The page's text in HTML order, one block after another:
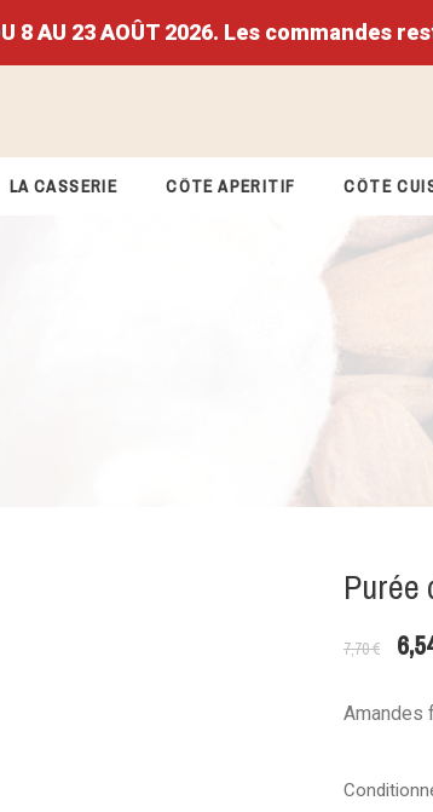
8 AU 23 AOÛT 2026. Les
LA CASSERIE CÔTÉ APÉRITIF CÔTÉ
Purée
7,70 €
Amandes